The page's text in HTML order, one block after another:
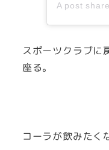
スポーツクラブに
座る。
コーラが飲みたく